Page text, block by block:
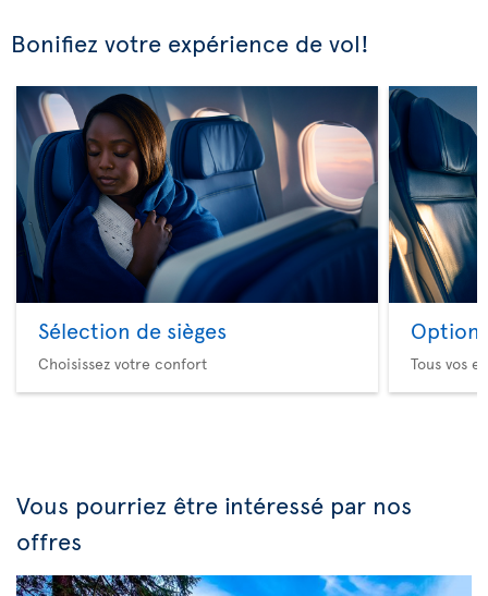
Bonifiez votre expérience de vol!
Sélection de sièges
Choisissez votre confort
Option
Tous vos
Vous pourriez être intéressé par nos
offres